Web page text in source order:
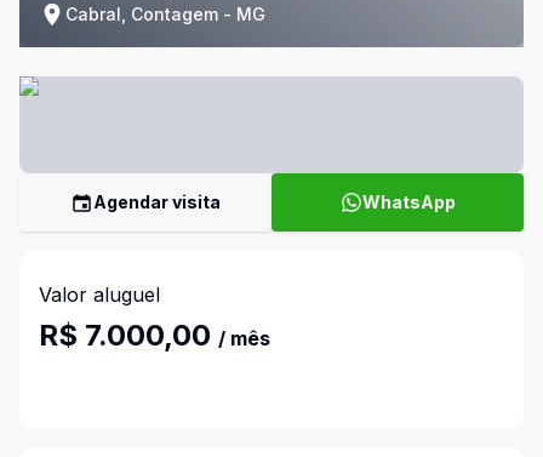
Cabral, Contagem - MG
Agendar visita WhatsApp
Valor aluguel
R$ 7.000,00 / mês